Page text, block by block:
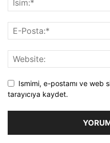
Ismimi, e-postamı ve web
tarayıcıya kaydet.